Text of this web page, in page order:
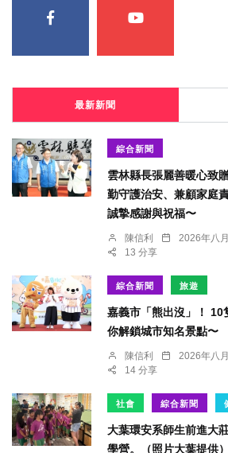
最新新聞
綜合新聞
雲林縣長張麗善暖心致
勤守護治安、兼顧家庭
誠摯感謝與祝福〜
陳信利 2026年八
13 分享
綜合新聞 旅遊
嘉義市「熊出沒」！ 10
你解鎖城市知名景點〜
陳信利 2026年八
14 分享
社會 綜合新聞
大葉環安系師生前進大
學營。（照片大葉提供）